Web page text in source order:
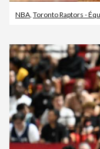
NBA, Toronto Raptors -